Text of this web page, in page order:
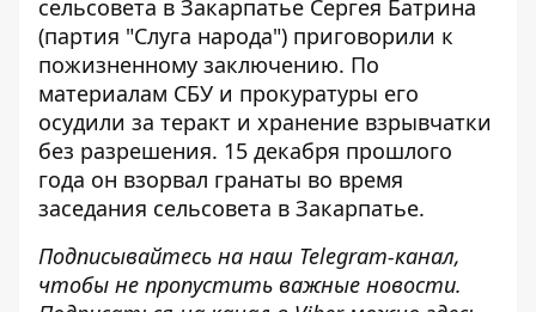
сельсовета в Закарпатье Сергея Батрина
(партия "Слуга народа") приговорили к
пожизненному заключению. По
материалам СБУ и прокуратуры его
осудили за теракт и хранение взрывчатки
без разрешения. 15 декабря прошлого
года он взорвал гранаты во время
заседания сельсовета в Закарпатье.
Подписывайтесь на наш Telegram-канал,
чтобы не пропустить важные новости.